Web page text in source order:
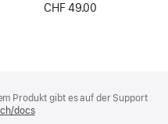
CHF 49.00
Produkt gibt es auf der Support
docs(öffnet